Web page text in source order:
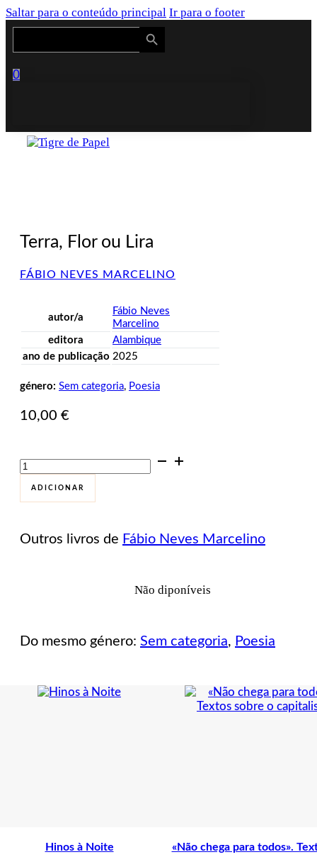
Saltar para o conteúdo principal Ir para o footer
Search
Search Button
0
Terra, Flor ou Lira
FÁBIO NEVES MARCELINO
autor/a
Fábio Neves
Marcelino
editora
Alambique
ano de publicação 2025
género: Sem categoria, Poesia
10,00 €
Quantidade
de
Terra,
Flor
ADICIONAR
Outros livros de Fábio Neves Marcelino
Não diponíveis
Do mesmo género: Sem categoria, Poesia
Hinos à Noite
«Não chega para todos».